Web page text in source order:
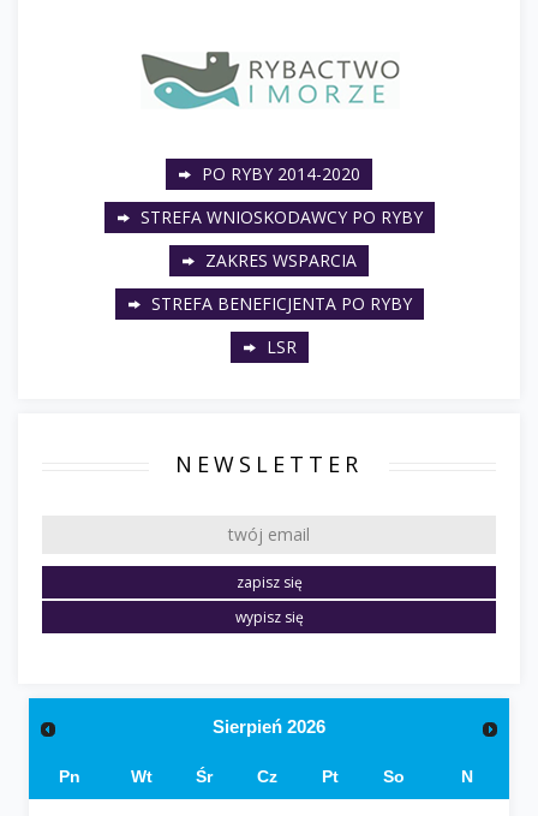
PO RYBY 2014-2020
STREFA WNIOSKODAWCY PO RYBY
ZAKRES WSPARCIA
STREFA BENEFICJENTA PO RYBY
LSR
NEWSLETTER
Sierpień 2026
Pn Wt Śr Cz Pt So N